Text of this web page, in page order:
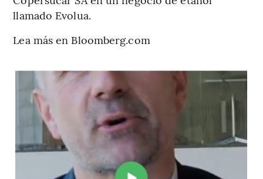
llamado Evolua.
Lea más en Bloomberg.com